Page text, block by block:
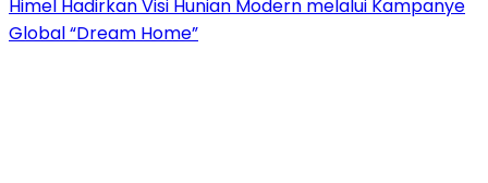
Himel Hadirkan Visi Hunian Modern melalui Kampanye
Global “Dream Home”